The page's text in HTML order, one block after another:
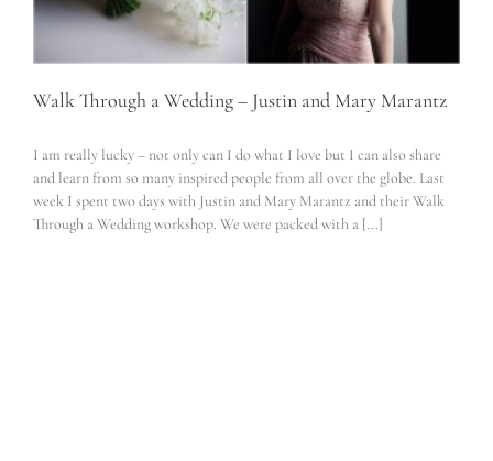
Walk Through a Wedding – Justin and Mary Marantz
I am really lucky – not only can I do what I love but I can also share
and learn from so many inspired people from all over the globe. Last
week I spent two days with Justin and Mary Marantz and their Walk
Through a Wedding workshop. We were packed with a [...]